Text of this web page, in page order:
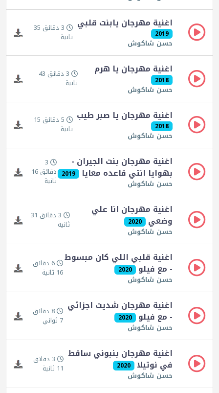
اغنية مهرجان يابنت قلبي
2019
حسن شاكوش
3 دقائق 35
ثانية
اغنية مهرجان يا هرم
2018
حسن شاكوش
3 دقائق 43
ثانية
اغنية مهرجان يا صبر طيب
2018
حسن شاكوش
5 دقائق 15
ثانية
اغنية مهرجان بنت الجيران -
بهوايا انتي قاعده معايا 2019
حسن شاكوش
3
دقائق 16
ثانية
اغنية مهرجان انا علي
وضعي 2020
حسن شاكوش
3 دقائق 31
ثانية
اغنية قلبي اللي كان مبسوط
- مع فيلو 2020
حسن شاكوش
6 دقائق
16 ثانية
اغنية مهرجان شديت اجزائي
- مع فيلو 2020
حسن شاكوش
8 دقائق
7 ثواني
اغنية مهرجان بنبوني ساقط
في نوتيلا 2020
حسن شاكوش
3 دقائق
11 ثانية